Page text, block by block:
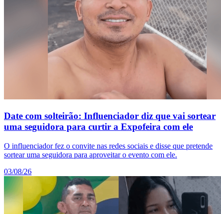
Date com solteirão: Influenciador diz que vai sortear
uma seguidora para curtir a Expofeira com ele
O influenciador fez o convite nas redes sociais e disse que pretende
sortear uma seguidora para aproveitar o evento com ele.
03/08/26